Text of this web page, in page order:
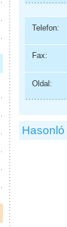
Telefon:
Fax:
Oldal: